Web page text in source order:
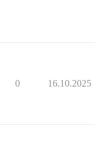
0 16.10.2025